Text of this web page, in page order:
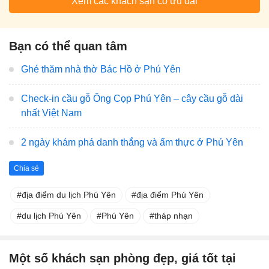
Bạn có thể quan tâm
Ghé thăm nhà thờ Bác Hồ ở Phú Yên
Check-in cầu gỗ Ông Cọp Phú Yên – cây cầu gỗ dài
nhất Việt Nam
2 ngày khám phá danh thắng và ẩm thực ở Phú Yên
Chia sẻ
địa điểm du lịch Phú Yên địa điểm Phú Yên
du lịch Phú Yên Phú Yên tháp nhạn
Một số khách sạn phòng đẹp, giá tốt tại